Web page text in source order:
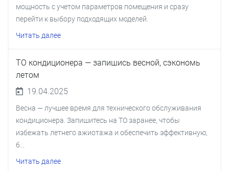
мощность с учетом параметров помещения и сразу
перейти к выбору подходящих моделей.
Читать далее
ТО кондиционера — запишись весной, сэкономь
летом
19.04.2025
Весна — лучшее время для технического обслуживания
кондиционера. Запишитесь на ТО заранее, чтобы
избежать летнего ажиотажа и обеспечить эффективную,
б...
Читать далее